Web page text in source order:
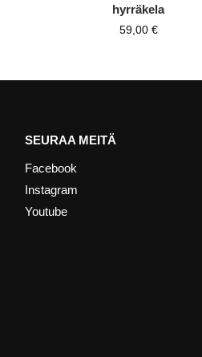
hyrräkela
59,00 €
SEURAA MEITÄ
Facebook
Instagram
Youtube